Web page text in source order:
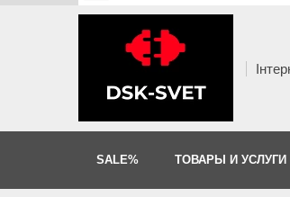
SALE% ТОВАРЫ И УСЛУГИ